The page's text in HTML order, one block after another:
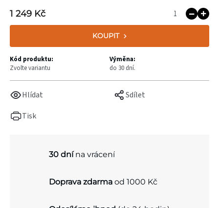
Tisk
Hlídat Sdílet
1 249 Kč
KOUPIT
Kód produktu:
Zvolte variantu
Výměna:
do 30 dní.
30 dnína vrácení
Doprava zdarma od 1000 Kč